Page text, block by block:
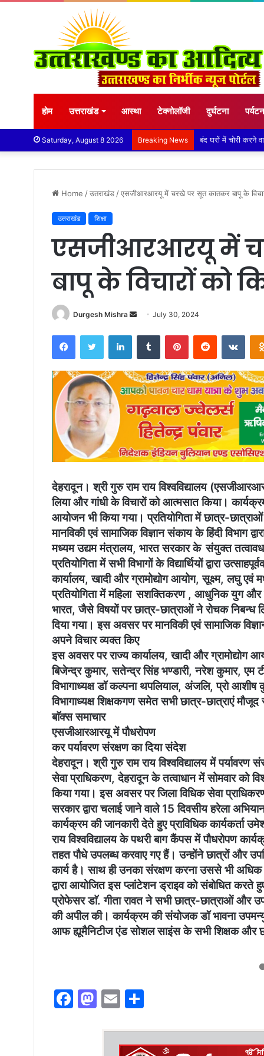
होम उत्तराखंड आस्था टेक्नोलॉजी दुर्घटना पर्यटन
Saturday, August 8 2026 Breaking News बारिश ने बढ़ाई दहशत,
Home /उतराखंड /एसजीआरआरयू में चरखे पर सूत कातकर बापू के
उतराखंड शिक्षा
एसजीआरआरयू में
बापू के विचारों को
Durgesh Mishra
Send
email
July 30, 2024
FacebookTwitter LinkedInTumblr PinterestReddit
देहरादून। श्री गुरु राम राय विश्वविद्यालय
लिया और गांधी के विचारों को आत्मसात किया।
आयोजन भी किया गया। प्रतियोगिता में छात्र-
मानविकी एवं सामाजिक विज्ञान संकाय के हिंदी विभाग
मध्यम उद्यम मंत्रालय, भारत सरकार के संयुक्त
प्रतियोगिता में सभी विभागों के विद्यार्थियों द्वारा
कार्यालय, खादी और ग्रामोद्योग आयोग, सूक्ष्म, लघु एवं
प्रतियोगिता में महिला सशक्तिकरण , आधुनिक युग
भारत, जैसे विषयों पर छात्र-छात्राओं ने रोचक
दिया गया। इस अवसर पर मानविकी एवं सामाजिक
अपने विचार व्यक्त किए
इस अवसर पर राज्य कार्यालय, खादी और ग्रामोद्योग
बिजेन्द्र कुमार, सतेन्द्र सिंह भण्डारी, नरेश कुमार, एम
विभागाध्यक्ष डॉ कल्पना थपलियाल, अंजलि, प्रो आशीष
विभागाध्यक्ष शिक्षकगण समेत सभी छात्र-छात्राएं मौजूद
बाॅक्स समाचार
एसजीआरआरयू में पौधरोपण
कर पर्यावरण संरक्षण का दिया संदेश
देहरादून। श्री गुरु राम राय विश्वविद्यालय में
सेवा प्राधिकरण, देहरादून के तत्वाधान में सोमवार को
किया गया। इस अवसर पर जिला विधिक सेवा प्राधिकरण
सरकार द्वारा चलाई जाने वाले 15 दिवसीय हरेला
कार्यक्रम की जानकारी देते हुए प्राविधिक कार्यकर्ता
राय विश्वविद्यालय के पथरी बाग कैंपस में पौधरोपण
तहत पौधे उपलब्ध करवाए गए हैं। उन्होंने छात्रों और
कार्य है। साथ ही उनका संरक्षण करना उससे भी
द्वारा आयोजित इस प्लांटेशन ड्राइव को संबोधित
प्रोफेसर डाॅ. गीता रावत ने सभी छात्र-छात्राओं और
की अपील की। कार्यक्रम की संयोजक डॉ भावना
आफ ह्यूमैनिटीज एंड सोशल साइंस के सभी शिक्षक और
F
M
st
E
ai ar